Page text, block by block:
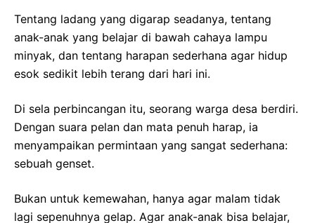
Tentang ladang yang digarap seadanya, tentang
anak-anak yang belajar di bawah cahaya lampu
minyak, dan tentang harapan sederhana agar hidup
esok sedikit lebih terang dari hari ini.
Di sela perbincangan itu, seorang warga desa berdiri.
Dengan suara pelan dan mata penuh harap, ia
menyampaikan permintaan yang sangat sederhana:
sebuah genset.
Bukan untuk kemewahan, hanya agar malam tidak
lagi sepenuhnya gelap. Agar anak-anak bisa belajar,